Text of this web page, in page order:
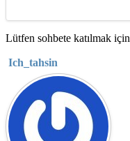
Lütfen sohbete katılmak için
Ich_tahsin